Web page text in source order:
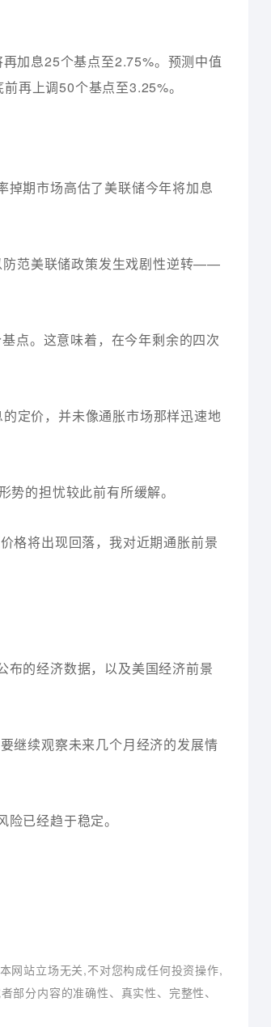
加息25个基点至2.75%。预测中值
再上调50个基点至3.25%。
掉期市场高估了美联储今年将加息
防范美联储政策发生戏剧性逆转——
点。这意味着，在今年剩余的四次
定价，并未像通胀市场那样迅速地
的担忧较此前有所缓解。
格将出现回落，我对近期通胀前景
布的经济数据，以及美国经济前景
继续观察未来几个月经济的发展情
已经趋于稳定。
网站立场无关,不对您构成任何投资操作,
部分内容的准确性、真实性、完整性、